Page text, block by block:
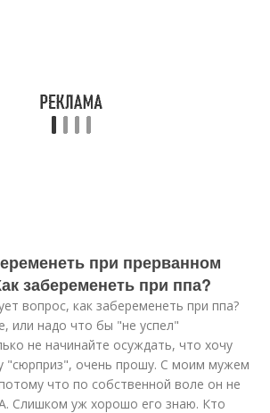
при прерванном
забеременеть при ппа?
вопрос, как забеременеть при ппа?
надо что бы "не успел"
не начинайте осуждать, что хочу
"сюрприз", очень прошу. С моим мужем
что по собственной воле он не
Слишком уж хорошо его знаю. Кто